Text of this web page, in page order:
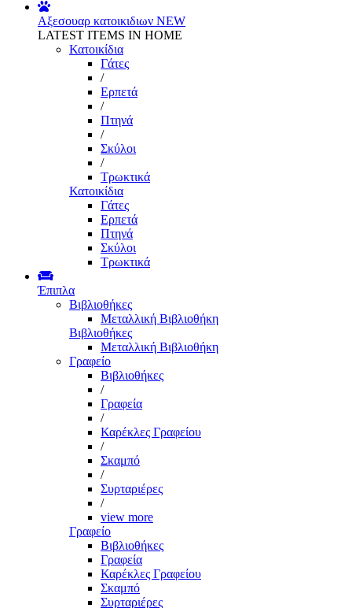
Αξεσουαρ κατοικιδιων NEW
LATEST ITEMS IN HOME
Κατοικίδια
Γάτες
/
Ερπετά
/
Πτηνά
/
Σκύλοι
/
Τρωκτικά
Κατοικίδια
Γάτες
Ερπετά
Πτηνά
Σκύλοι
Τρωκτικά
Έπιπλα
Βιβλιοθήκες
Μεταλλική Βιβλιοθήκη
Βιβλιοθήκες
Μεταλλική Βιβλιοθήκη
Γραφείο
Βιβλιοθήκες
/
Γραφεία
/
Καρέκλες Γραφείου
/
Σκαμπό
/
Συρταριέρες
/
view more
Γραφείο
Βιβλιοθήκες
Γραφεία
Καρέκλες Γραφείου
Σκαμπό
Συρταριέρες